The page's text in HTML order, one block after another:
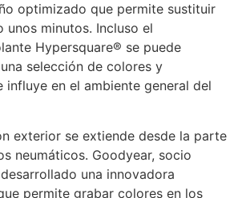
optimizado que permite sustituir
unos minutos. Incluso el
Hypersquare® se puede
selección de colores y
influye en el ambiente general del
exterior se extiende desde la parte
neumáticos. Goodyear, socio
desarrollado una innovadora
permite grabar colores en los